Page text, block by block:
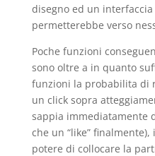
disegno ed un
permetterebbe verso
Poche funzioni
sono oltre a in quanto
funzioni la probabilita di
un click sopra
sappia immediatamente
che un “like”
potere di collocare la